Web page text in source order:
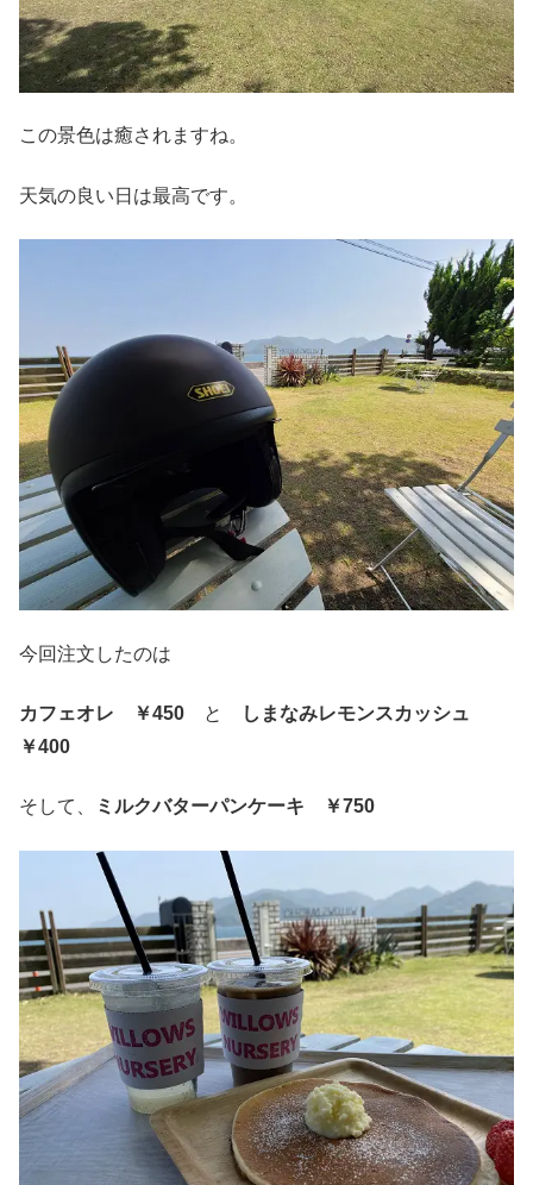
この景色は癒されますね。
天気の良い日は最高です。
今回注文したのは
カフェオレ ￥450 と
しまなみレモンスカッシュ
￥400
そして、 ミルクバターパンケーキ ￥750